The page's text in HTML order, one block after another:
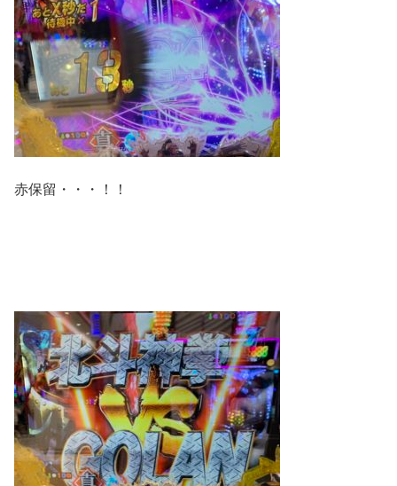
赤保留・・・！！